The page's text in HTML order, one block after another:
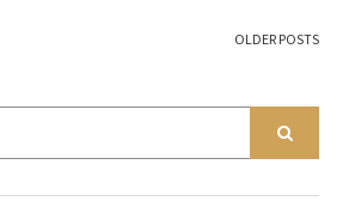
OLDER POSTS